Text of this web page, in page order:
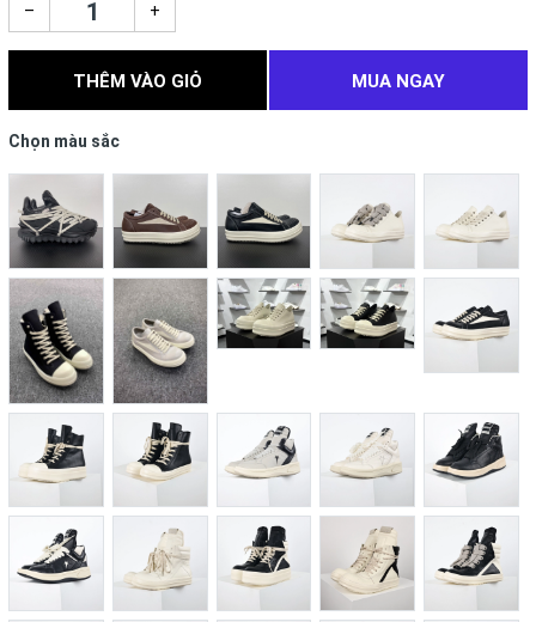
– +
THÊM VÀO GIỎ MUA NGAY
Chọn màu sắc